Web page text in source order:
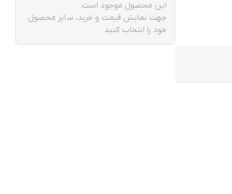
این محصول موجود است.
جهت نمایش قیمت و خرید، سایز محصول
خود را انتخاب کنید